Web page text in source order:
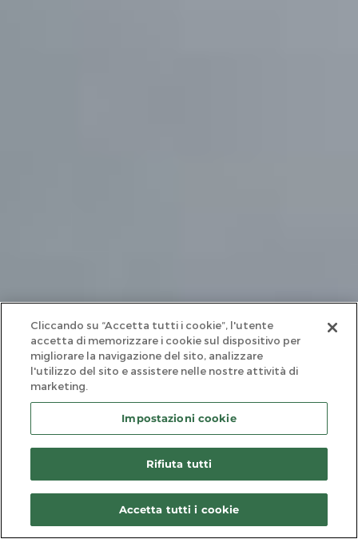
Cliccando su “Accetta tutti i cookie”, l'utente
accetta di memorizzare i cookie sul dispositivo per
migliorare la navigazione del sito, analizzare
l'utilizzo del sito e assistere nelle nostre attività di
marketing.
Impostazioni cookie
Rifiuta tutti
Accetta tutti i cookie